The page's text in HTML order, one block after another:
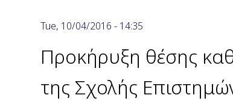
Tue, 10/04/2016 - 14:35
Προκήρυξη θέσης
της Σχολής